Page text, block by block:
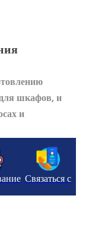
шкафов, и
и
Связаться с